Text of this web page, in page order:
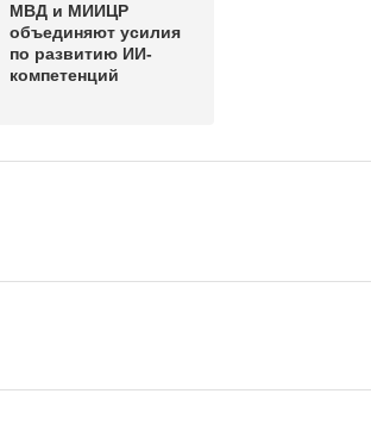
МВД и МИИЦР
объединяют усилия
по развитию ИИ-
компетенций